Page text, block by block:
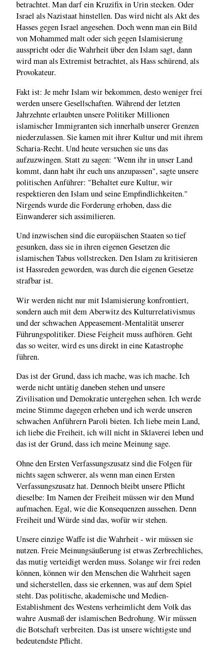
betrachtet. Man darf ein Kruzifix in Urin stecken. Oder
Israel als Nazistaat hinstellen. Das wird nicht als Akt des
Hasses gegen Israel angesehen. Doch wenn man ein Bild
von Mohammed malt oder sich gegen Islamisierung
ausspricht oder die Wahrheit über den Islam sagt, dann
wird man als Extremist betrachtet, als Hass schürend, als
Provokateur.
Fakt ist: Je mehr Islam wir bekommen, desto weniger frei
werden unsere Gesellschaften. Während der letzten
Jahrzehnte erlaubten unsere Politiker Millionen
islamischer Immigranten sich innerhalb unserer Grenzen
niederzulassen. Sie kamen mit ihrer Kultur und mit ihrem
Scharia-Recht. Und heute versuchen sie uns das
aufzuzwingen. Statt zu sagen: "Wenn ihr in unser Land
kommt, dann habt ihr euch uns anzupassen", sagte unsere
politischen Anführer: "Behaltet eure Kultur, wir
respektieren den Islam und seine Empfindlichkeiten."
Nirgends wurde die Forderung erhoben, dass die
Einwanderer sich assimilieren.
Und inzwischen sind die europäischen Staaten so tief
gesunken, dass sie in ihren eigenen Gesetzen die
islamischen Tabus vollstrecken. Den Islam zu kritisieren
ist Hassreden geworden, was durch die eigenen Gesetze
strafbar ist.
Wir werden nicht nur mit Islamisierung konfrontiert,
sondern auch mit dem Aberwitz des Kulturrelativismus
und der schwachen Appeasement-Mentalität unserer
Führungspolitiker. Diese Feigheit muss aufhören. Geht
das so weiter, wird es uns direkt in eine Katastrophe
führen.
Das ist der Grund, dass ich mache, was ich mache. Ich
werde nicht untätig daneben stehen und unsere
Zivilisation und Demokratie untergehen sehen. Ich werde
meine Stimme dagegen erheben und ich werde unseren
schwachen Anführern Paroli bieten. Ich liebe mein Land,
ich liebe die Freiheit, ich will nicht in Sklaverei leben und
das ist der Grund, dass ich meine Meinung sage.
Ohne den Ersten Verfassungszusatz sind die Folgen für
nichts sagen schwerer, als wenn man einen Ersten
Verfassungszusatz hat. Dennoch bleibt unsere Pflicht
dieselbe: Im Namen der Freiheit müssen wir den Mund
aufmachen. Egal, wie die Konsequenzen aussehen. Denn
Freiheit und Würde sind das, wofür wir stehen.
Unsere einzige Waffe ist die Wahrheit - wir müssen sie
nutzen. Freie Meinungsäußerung ist etwas Zerbrechliches,
das mutig verteidigt werden muss. Solange wir frei reden
können, können wir den Menschen die Wahrheit sagen
und sicherstellen, dass sie erkennen, was auf dem Spiel
steht. Das politische, akademische und Medien-
Establishment des Westens verheimlicht dem Volk das
wahre Ausmaß der islamischen Bedrohung. Wir müssen
die Botschaft verbreiten. Das ist unsere wichtigste und
bedeutendste Pflicht.